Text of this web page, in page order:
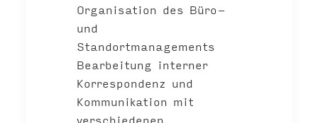
Organisation des Büro-
und
Standortmanagements
Bearbeitung interner
Korrespondenz und
Kommunikation mit